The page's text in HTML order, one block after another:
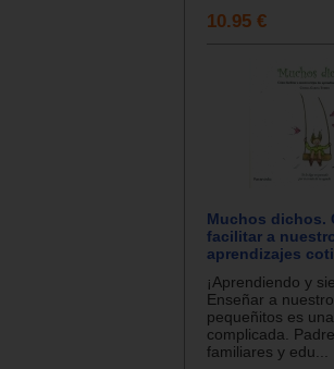
10.95 €
Muchos dichos.
facilitar a
aprendizajes
¡Aprendiendo y
Enseñar a
pequeñitos es
complicada.
familiares y edu...